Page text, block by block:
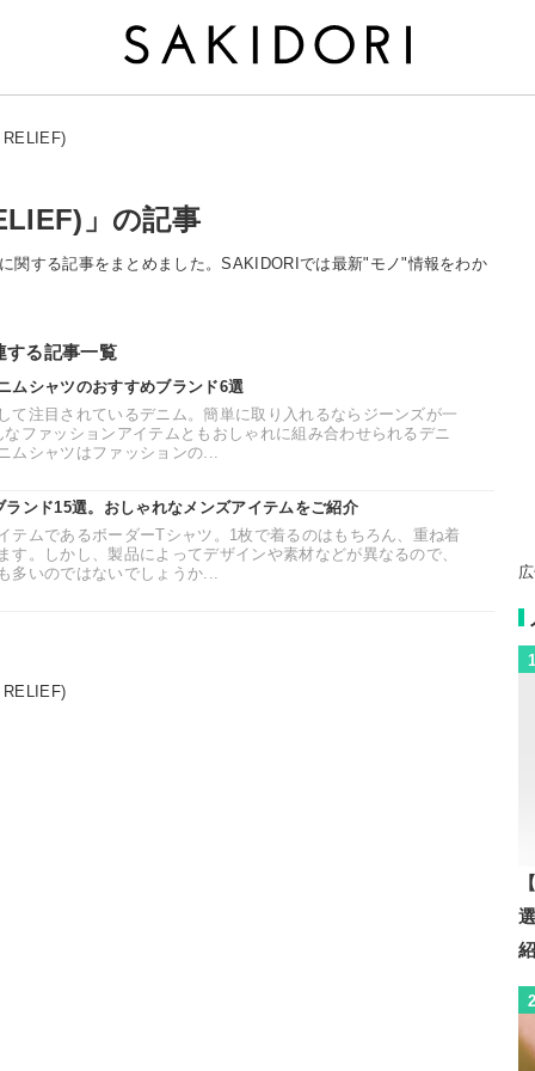
」の記事
関する記事をまとめました。SAKIDORIでは最新"モノ"情報をわか
する記事一覧
ムシャツのおすすめブランド6選
て注目されているデニム。簡単に取り入れるならジーンズが一
ファッションアイテムともおしゃれに組み合わせられるデニ
ムシャツはファッションの...
ンド15選。おしゃれなメンズアイテムをご紹介
テムであるボーダーTシャツ。1枚で着るのはもちろん、重ね着
す。しかし、製品によってデザインや素材などが異なるので、
多いのではないでしょうか...